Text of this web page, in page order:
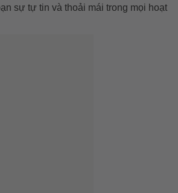
sự tự tin và thoải mái trong mọi hoạt